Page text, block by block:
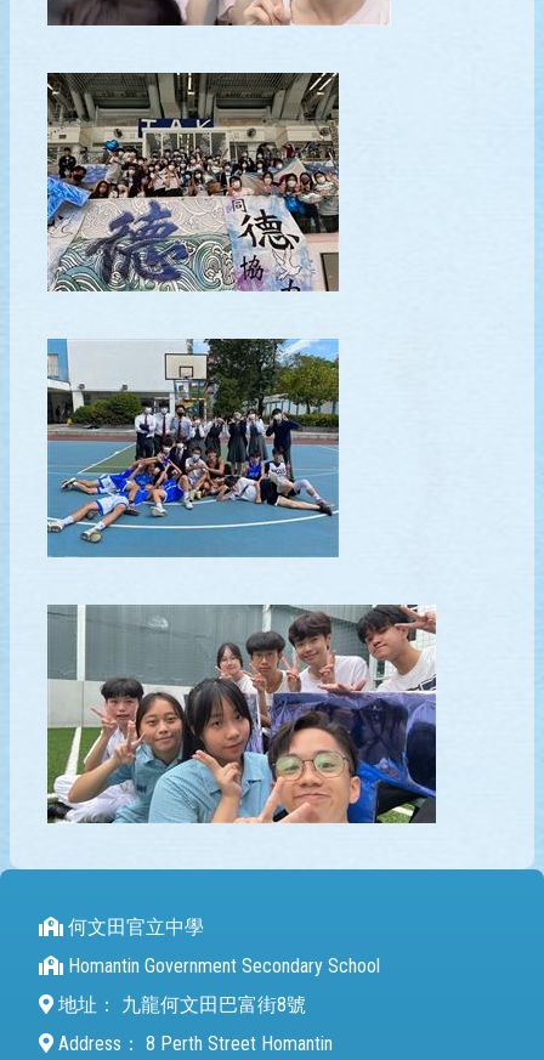
何文田官立中學
Homantin Government Secondary School
地址：
九龍何文田巴富街8號
Address： 8 Perth Street Homantin